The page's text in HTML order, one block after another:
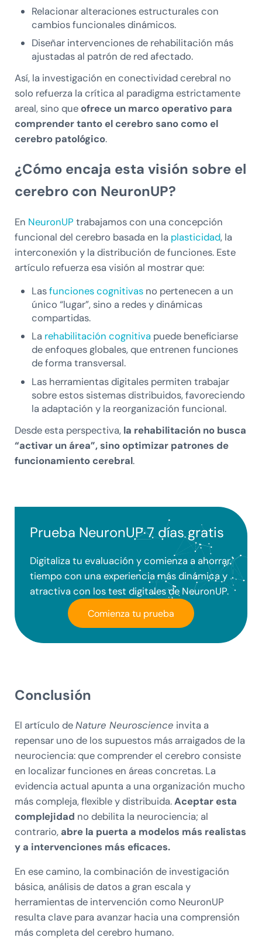
Relacionar alteraciones estructurales con
cambios funcionales dinámicos.
Diseñar intervenciones de rehabilitación más
ajustadas al patrón de red afectado.
Así, la investigación en conectividad cerebral no
solo refuerza la crítica al paradigma estrictamente
areal, sino que ofrece un marco operativo para
comprender tanto el cerebro sano como el
cerebro patológico.
¿Cómo encaja esta visión sobre el
cerebro con NeuronUP?
En NeuronUP trabajamos con una concepción
funcional del cerebro basada en la plasticidad, la
interconexión y la distribución de funciones. Este
artículo refuerza esa visión al mostrar que:
Lasfunciones cognitivas no pertenecen a un
único “lugar”, sino a redes y dinámicas
compartidas.
La rehabilitación cognitiva puede beneficiarse
de enfoques globales, que entrenen funciones
de forma transversal.
Las herramientas digitales permiten trabajar
sobre estos sistemas distribuidos, favoreciendo
la adaptación y la reorganización funcional.
Desde esta perspectiva, la rehabilitación no busca
“activar un área”, sino optimizar patrones de
funcionamiento cerebral.
Prueba NeuronUP 7 días gratis
Digitaliza tu evaluación y comienza a ahorrar
tiempo con una experiencia más dinámica y
atractiva con los test digitales de NeuronUP.
Comienza tu prueba
Conclusión
El artículo deNature Neuroscience invita a
repensar uno de los supuestos más arraigados de la
neurociencia: que comprender el cerebro consiste
en localizar funciones en áreas concretas. La
evidencia actual apunta a una organización mucho
más compleja, flexible y distribuida.Aceptar esta
complejidad no debilita la neurociencia; al
contrario, abre la puerta a modelos más realistas
y a intervenciones más eficaces.
En ese camino, la combinación de investigación
básica, análisis de datos a gran escala y
herramientas de intervención como NeuronUP
resulta clave para avanzar hacia una comprensión
más completa del cerebro humano.